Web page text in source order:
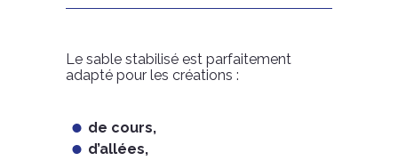
Le sable stabilisé est parfaitement
adapté pour les créations :
de cours,
d’allées,